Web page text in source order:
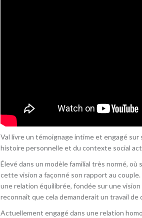
Val livre un témoignage intime et engagé sur
histoire personnelle et du contexte social
Élevé dans un modèle familial très normé,
cette vision a façonné son rapport au
une relation équilibrée, fondée sur une vision
reconnaît que cela demanderait un travail
Actuellement engagé dans une relation